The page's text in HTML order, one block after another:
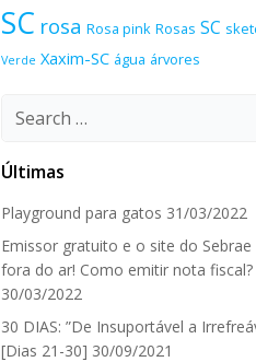
SC rosa Rosa pink Rosas SC
Verde Xaxim-SC água árvores
Search
Últimas
Playground para gatos 31/03/2022
Emissor gratuito e o site do Sebrae
fora do ar! Como emitir nota fiscal?
30/03/2022
30 DIAS: ”De Insuportável a
[Dias 21-30] 30/09/2021